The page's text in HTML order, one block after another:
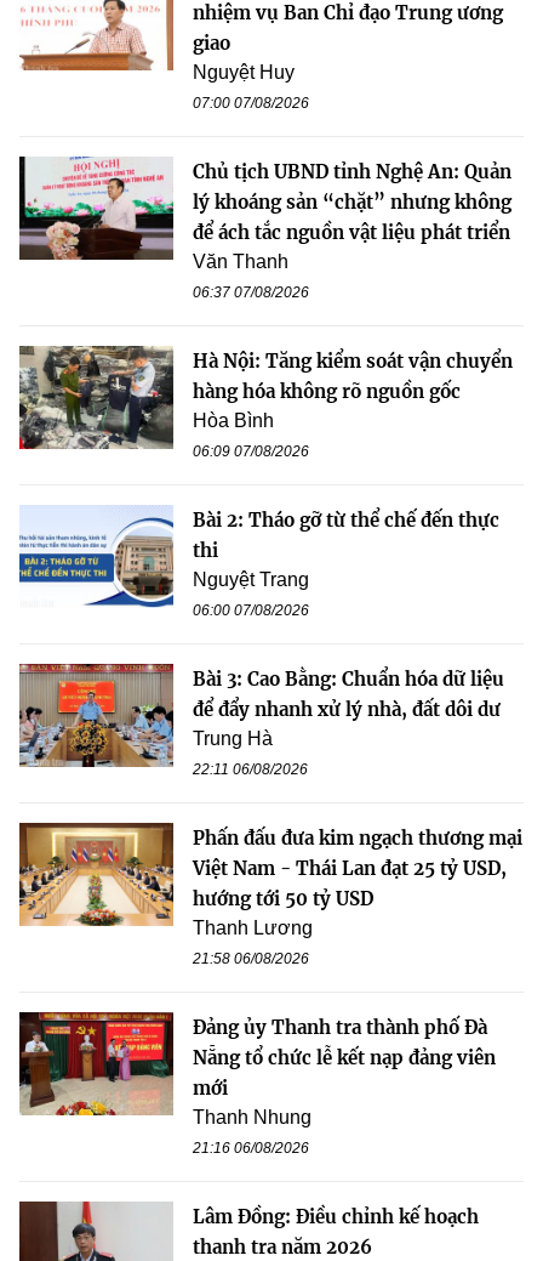
nhiệm vụ Ban Chỉ đạo Trung ương
giao
Nguyệt Huy
07:00 07/08/2026
Chủ tịch UBND tỉnh Nghệ An: Quản
lý khoáng sản “chặt” nhưng không
để ách tắc nguồn vật liệu phát triển
Văn Thanh
06:37 07/08/2026
Hà Nội: Tăng kiểm soát vận chuyển
hàng hóa không rõ nguồn gốc
Hòa Bình
06:09 07/08/2026
Bài 2: Tháo gỡ từ thể chế đến thực
thi
Nguyệt Trang
06:00 07/08/2026
Bài 3: Cao Bằng: Chuẩn hóa dữ liệu
để đẩy nhanh xử lý nhà, đất dôi dư
Trung Hà
22:11 06/08/2026
Phấn đấu đưa kim ngạch thương mại
Việt Nam - Thái Lan đạt 25 tỷ USD,
hướng tới 50 tỷ USD
Thanh Lương
21:58 06/08/2026
Đảng ủy Thanh tra thành phố Đà
Nẵng tổ chức lễ kết nạp đảng viên
mới
Thanh Nhung
21:16 06/08/2026
Lâm Đồng: Điều chỉnh kế hoạch
thanh tra năm 2026